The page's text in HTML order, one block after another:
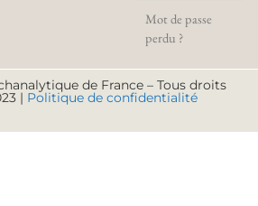
Mot de passe
perdu ?
de France – Tous droits
| Politique de confidentialité